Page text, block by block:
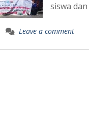
siswa
Leave a comment